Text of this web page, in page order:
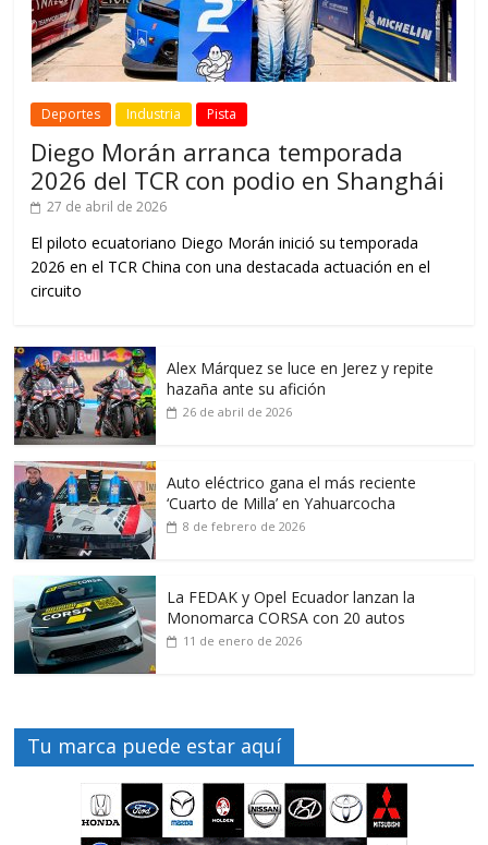
Deportes Industria Pista
Diego Morán arranca temporada
2026 del TCR con podio en Shanghái
27 de abril de 2026
El piloto ecuatoriano Diego Morán inició su temporada
2026 en el TCR China con una destacada actuación en el
circuito
Alex Márquez se luce en Jerez y repite
hazaña ante su afición
26 de abril de 2026
Auto eléctrico gana el más reciente
‘Cuarto de Milla’ en Yahuarcocha
8 de febrero de 2026
La FEDAK y Opel Ecuador lanzan la
Monomarca CORSA con 20 autos
11 de enero de 2026
Tu marca puede estar aquí